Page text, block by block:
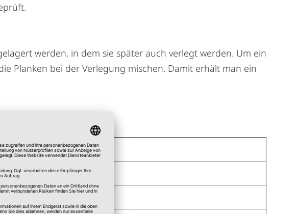
werden, in dem sie später auch verlegt werden. Um ein
Planken bei der Verlegung mischen. Damit erhält man ein